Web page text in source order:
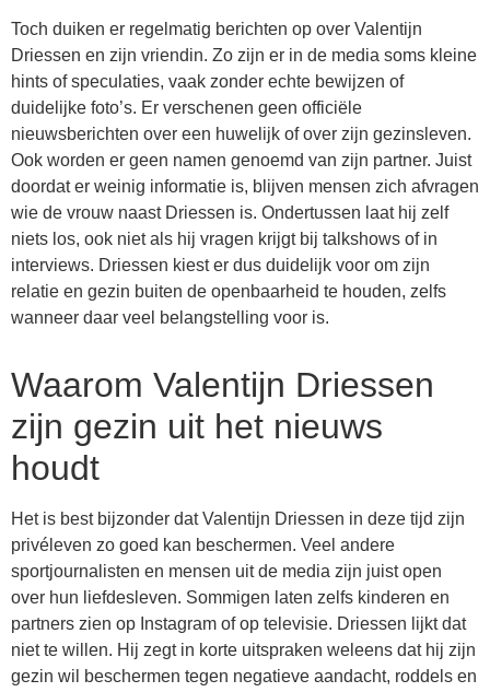
Toch duiken er regelmatig berichten op over Valentijn
Driessen en zijn vriendin. Zo zijn er in de media soms kleine
hints of speculaties, vaak zonder echte bewijzen of
duidelijke foto’s. Er verschenen geen officiële
nieuwsberichten over een huwelijk of over zijn gezinsleven.
Ook worden er geen namen genoemd van zijn partner. Juist
doordat er weinig informatie is, blijven mensen zich afvragen
wie de vrouw naast Driessen is. Ondertussen laat hij zelf
niets los, ook niet als hij vragen krijgt bij talkshows of in
interviews. Driessen kiest er dus duidelijk voor om zijn
relatie en gezin buiten de openbaarheid te houden, zelfs
wanneer daar veel belangstelling voor is.
Waarom Valentijn Driessen
zijn gezin uit het nieuws
houdt
Het is best bijzonder dat Valentijn Driessen in deze tijd zijn
privéleven zo goed kan beschermen. Veel andere
sportjournalisten en mensen uit de media zijn juist open
over hun liefdesleven. Sommigen laten zelfs kinderen en
partners zien op Instagram of op televisie. Driessen lijkt dat
niet te willen. Hij zegt in korte uitspraken weleens dat hij zijn
gezin wil beschermen tegen negatieve aandacht, roddels en